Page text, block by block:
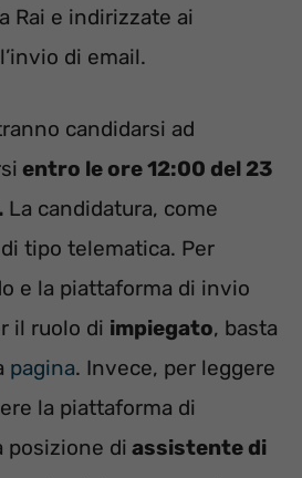
Rai e indirizzate ai
di email.
candidarsi ad
entro le ore 12:00 del 23
La candidatura, come
tipo telematica. Per
e la piattaforma di invio
il ruolo di impiegato, basta
pagina. Invece, per leggere
la piattaforma di
posizione di assistente di